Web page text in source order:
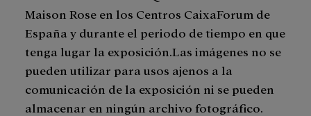
Maison Rose en los Centros CaixaForum de
España y durante el periodo de tiempo en que
tenga lugar la exposición.Las imágenes no se
pueden utilizar para usos ajenos a la
comunicación de la exposición ni se pueden
almacenar en ningún archivo fotográfico.